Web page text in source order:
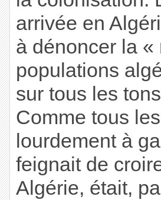
arrivée en
à dénoncer la «
populations
sur tous les
Comme tous
lourdement à
feignait de
Algérie, était,